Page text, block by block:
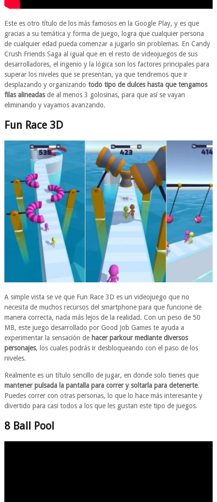
Este es otro título de los más famosos en la Google Play, y es que
gracias a su temática y forma de juego, logra que cualquier persona
de cualquier edad pueda comenzar a jugarlo sin problemas. En Candy
Crush Friends Saga al igual que en el resto de videojuegos de sus
desarrolladores, el ingenio y la lógica son los factores principales para
superar los niveles que se presentan, ya que tendremos que ir
desplazando y organizando todo tipo de dulces hasta que tengamos
filas alineadasde al menos 3 golosinas, para que así se vayan
eliminando y vayamos avanzando.
Fun Race 3D
A simple vista se ve que Fun Race 3D es un videojuego que no
necesita de muchos recursos del smartphone para que funcione de
manera correcta, nada más lejos de la realidad. Con un peso de 50
MB, este juego desarrollado por Good Job Games te ayuda a
experimentar la sensación de hacer parkour mediante diversos
personajes, los cuales podrás ir desbloqueando con el paso de los
niveles.
Realmente es un título sencillo de jugar, en donde solo tienes que
mantener pulsada la pantalla para correr y soltarla para detenerte.
Puedes correr con otras personas, lo que lo hace más interesante y
divertido para casi todos a los que les gustan este tipo de juegos.
8 Ball Pool